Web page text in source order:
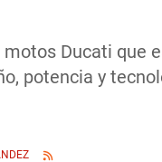
motos Ducati que
potencia y